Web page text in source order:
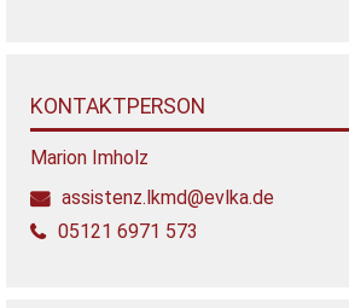
KONTAKTPERSON
Marion Imholz
assistenz.lkmd@evlka.de
05121 6971 573